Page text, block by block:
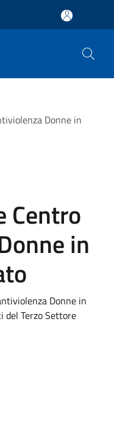
Donne in
Centro
in
Donne in
del Terzo Settore